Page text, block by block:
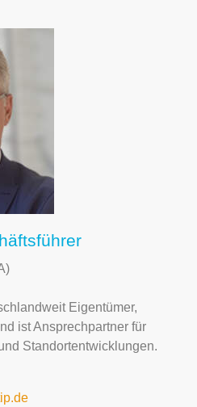
Eigentümer,
ist Ansprechpartner für
Standortentwicklungen.